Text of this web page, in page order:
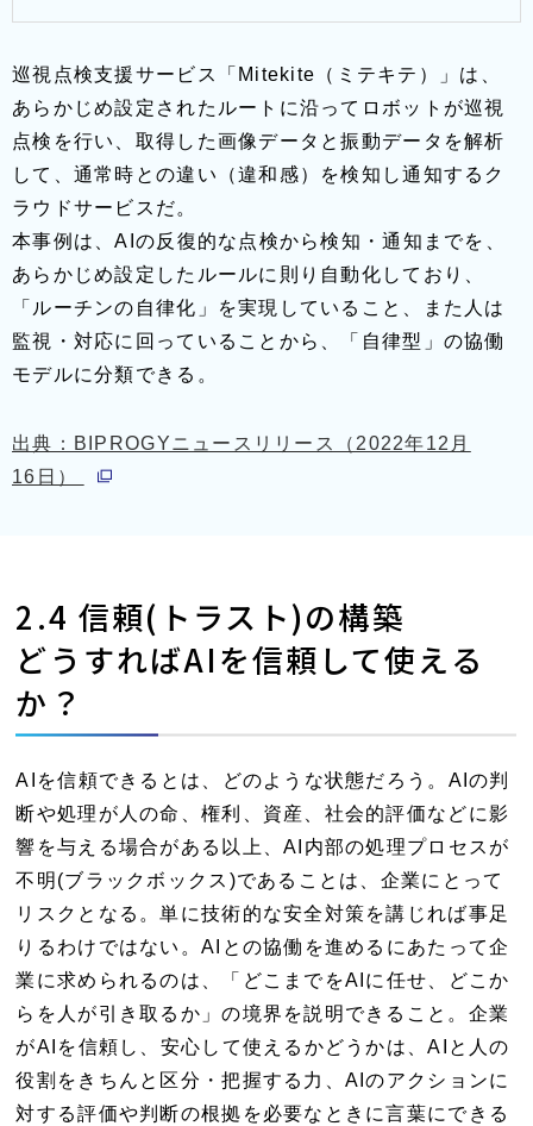
巡視点検支援サービス「Mitekite（ミテキテ）」は、
あらかじめ設定されたルートに沿ってロボットが巡視
点検を行い、取得した画像データと振動データを解析
して、通常時との違い（違和感）を検知し通知するク
ラウドサービスだ。
本事例は、AIの反復的な点検から検知・通知までを、
あらかじめ設定したルールに則り自動化しており、
「ルーチンの自律化」を実現していること、また人は
監視・対応に回っていることから、「自律型」の協働
モデルに分類できる。
出典：BIPROGYニュースリリース（2022年12月
16日）
別ウィンドウで開く
2.4 信頼(トラスト)の構築
どうすればAIを信頼して使える
か？
AIを信頼できるとは、どのような状態だろう。AIの判
断や処理が人の命、権利、資産、社会的評価などに影
響を与える場合がある以上、AI内部の処理プロセスが
不明(ブラックボックス)であることは、企業にとって
リスクとなる。単に技術的な安全対策を講じれば事足
りるわけではない。AIとの協働を進めるにあたって企
業に求められるのは、「どこまでをAIに任せ、どこか
らを人が引き取るか」の境界を説明できること。企業
がAIを信頼し、安心して使えるかどうかは、AIと人の
役割をきちんと区分・把握する力、AIのアクションに
対する評価や判断の根拠を必要なときに言葉にできる